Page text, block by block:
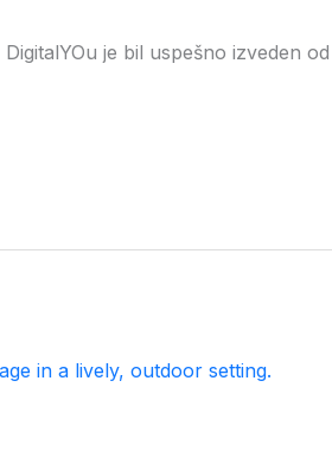
je bil uspešno izveden